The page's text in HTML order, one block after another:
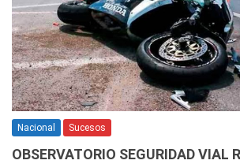
Nacional Sucesos
OBSERVATORIO SEGURIDAD VIAL